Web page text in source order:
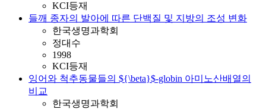
KCI등재
들깨 종자의 발아에 따른 단백질 및 지방의 조성 변화
한국생명과학회
정대수
1998
KCI등재
잉어와 척추동물들의 ${\beta}$-globin 아미노산배열의
비교
한국생명과학회